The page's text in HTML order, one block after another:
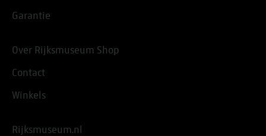
Garantie
Over Rijksmuseum Shop
Contact
Winkels
Rijksmuseum.nl